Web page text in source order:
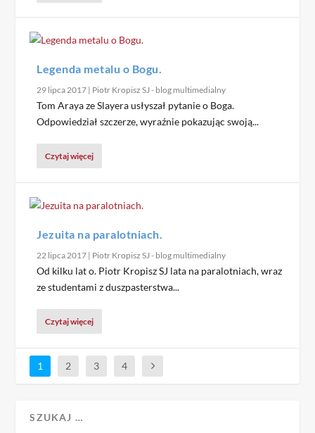
Legenda metalu o Bogu.
29 lipca 2017 | Piotr Kropisz SJ - blog multimedialny
Tom Araya ze Slayera usłyszał pytanie o Boga.
Odpowiedział szczerze, wyraźnie pokazując swoją...
Czytaj więcej
Jezuita na paralotniach.
22 lipca 2017 | Piotr Kropisz SJ - blog multimedialny
Od kilku lat o. Piotr Kropisz SJ lata na paralotniach, wraz
ze studentami z duszpasterstwa...
Czytaj więcej
1 2 3 4